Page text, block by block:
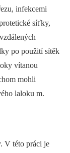
infekcemi
síťky,
po použití sítěk
vítanou
mohli
laloku m.
V této práci je